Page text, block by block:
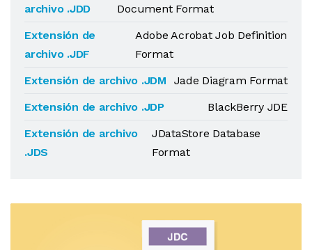
archivo .JDD
Document Format
Extensión de
archivo .JDF
Adobe Acrobat Job Definition
Format
Extensión de archivo .JDM
Jade Diagram Format
Extensión de archivo .JDP
BlackBerry JDE
Extensión de archivo
.JDS
JDataStore Database
Format